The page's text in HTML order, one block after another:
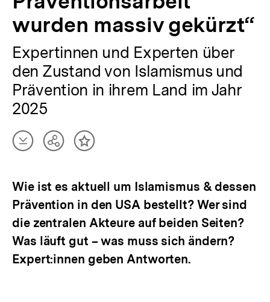
wurden massiv gekürzt“
Expertinnen und Experten über
den Zustand von Islamismus und
Prävention in ihrem Land im Jahr
2025
Artikel
herunterladen
TeilenInhalt
Wie ist es aktuell um Islamismus & dessen
Prävention in den USA bestellt? Wer sind
die zentralen Akteure auf beiden Seiten?
Was läuft gut – was muss sich ändern?
Expert:innen geben Antworten.